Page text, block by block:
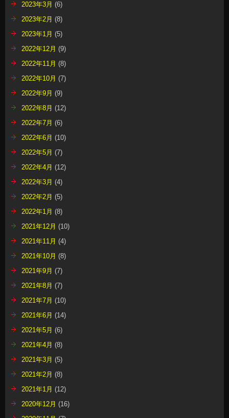
2023年3月 (6)
2023年2月 (8)
2023年1月 (5)
2022年12月 (9)
2022年11月 (8)
2022年10月 (7)
2022年9月 (9)
2022年8月 (12)
2022年7月 (6)
2022年6月 (10)
2022年5月 (7)
2022年4月 (12)
2022年3月 (4)
2022年2月 (5)
2022年1月 (8)
2021年12月 (10)
2021年11月 (4)
2021年10月 (8)
2021年9月 (7)
2021年8月 (7)
2021年7月 (10)
2021年6月 (14)
2021年5月 (6)
2021年4月 (8)
2021年3月 (5)
2021年2月 (8)
2021年1月 (12)
2020年12月 (16)